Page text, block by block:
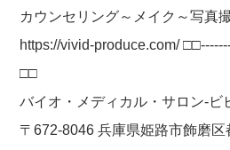
カウンセリング～メイク～写真
https://vivid-produce.com/
□□
バイオ・メディカル・サロン-ビ
〒672-8046 兵庫県姫路市飾磨区